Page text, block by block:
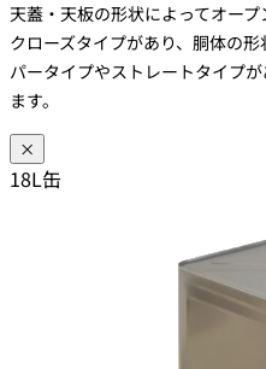
天蓋・天板の形状によってオー
クローズタイプがあり、胴体の
パータイプやストレートタイプ
ます。
×
18L缶